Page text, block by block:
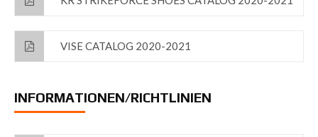
VISE CATALOG 2020-2021
INFORMATIONEN/RICHTLINIEN